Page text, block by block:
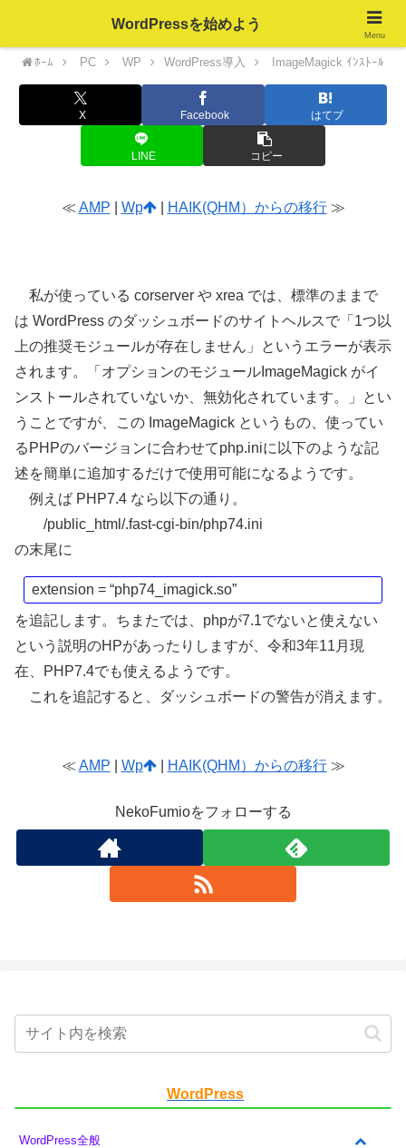
ﾎｰﾑ PC WP WordPress導入 ImageMagick ｲﾝｽﾄｰﾙ
X Facebook はてブ
LINE コピー
≪AMP Wp | HAIK(QHM）からの移行≫
私が使っている corserver や xrea では、標準のままで
は WordPress のダッシュボードのサイトヘルスで「1つ以
上の推奨モジュールが存在しません」というエラーが表示
されます。「オプションのモジュールImageMagick がイ
ンストールされていないか、無効化されています。」とい
うことですが、この ImageMagick というもの、使ってい
るPHPのバージョンに合わせてphp.iniに以下のような記
述を簡単に追加するだけで使用可能になるようです。
例えば PHP7.4 なら以下の通り。
/public_html/.fast-cgi-bin/php74.ini
の末尾に
extension = “php74_imagick.so”
を追記します。ちまたでは、phpが7.1でないと使えない
という説明のHPがあったりしますが、令和3年11月現
在、PHP7.4でも使えるようです。
これを追記すると、ダッシュボードの警告が消えます。
≪AMP Wp | HAIK(QHM）からの移行≫
NekoFumioをフォローする
WordPress
WordPress全般
WordPressを始めよう
Menu